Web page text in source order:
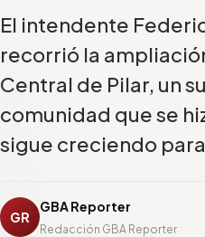
El intendente
recorrió la
Central de Pilar, un
comunidad que se
sigue creciendo
GR
GBA Reporter
Redacción GBA Reporter